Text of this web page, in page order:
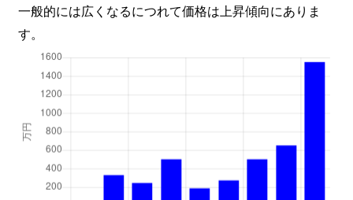
一般的には広くなるにつれて価格は上昇傾向にありま
す。